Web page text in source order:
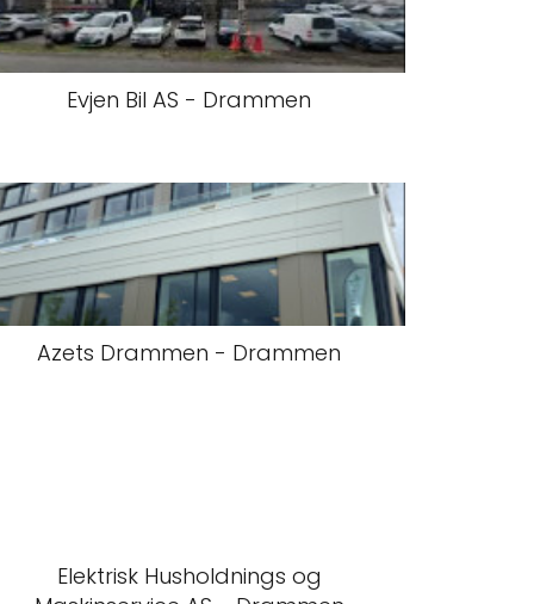
Evjen Bil AS - Drammen
Azets Drammen - Drammen
Elektrisk Husholdnings og